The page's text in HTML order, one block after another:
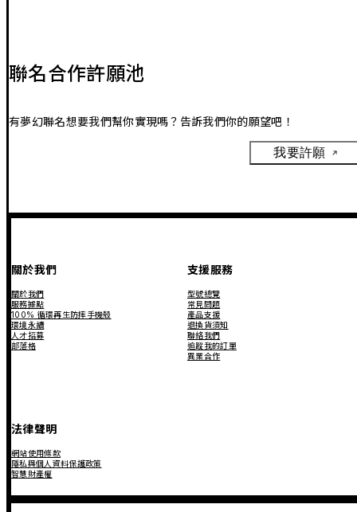
聯名合作許願池
有夢幻聯名想要我們幫你實現嗎？告訴我們你的願望吧！
我要許願
關於我們
關於我們
服務據點
100% 循環再生防摔手機殼
環境永續
人才招募
部落格
支援服務
型號總覽
常見問題
產品支援
退換貨須知
聯絡我們
追蹤我的訂單
異業合作
法律聲明
網站使用條款
隱私與個人資料保護政策
智慧財產權